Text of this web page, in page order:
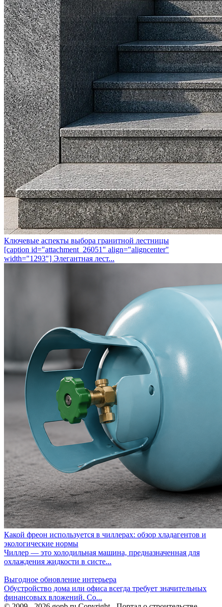
Ключевые аспекты выбора гранитной лестницы
[caption id="attachment_26051" align="aligncenter"
width="1293"] Элегантная лест...
Какой фреон используется в чиллерах: обзор хладагентов и
экологические нормы
Чиллер — это холодильная машина, предназначенная для
охлаждения жидкости в систе...
Выгодное обновление интерьера
Обустройство дома или офиса всегда требует значительных
финансовых вложений. Со...